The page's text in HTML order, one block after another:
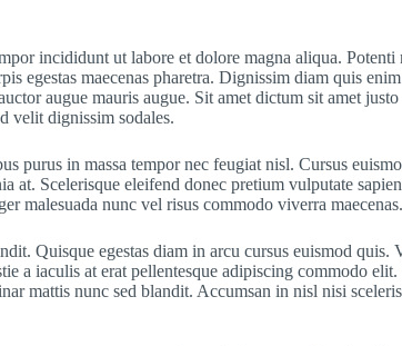
incididunt ut labore et dolore magna aliqua.
egestas maecenas pharetra. Dignissim diam quis
augue mauris augue. Sit amet dictum sit amet
velit dignissim sodales.
purus in massa tempor nec feugiat nisl. Cursus
at. Scelerisque eleifend donec pretium vulputate
malesuada nunc vel risus commodo viverra maecenas.
Quisque egestas diam in arcu cursus euismod
iaculis at erat pellentesque adipiscing commodo
mattis nunc sed blandit. Accumsan in nisl nisi